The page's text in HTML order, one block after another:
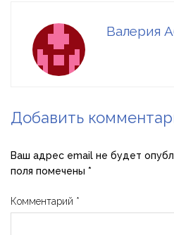
Валерия
Добавить
Ваш адрес email не будет
поля помечены *
Комментарий *